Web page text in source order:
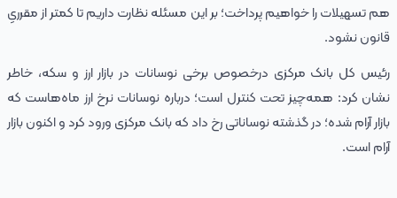
هم تسهیلات را خواهیم پرداخت؛ بر این مسئله نظارت داریم تا کمتر از مقرریِ
قانون نشود.
رئیس کل بانک مرکزی درخصوص برخی نوسانات در بازار ارز و سکه، خاطر
نشان کرد: همه‌چیز تحت کنترل است؛ درباره نوسانات نرخ ارز ماه‌هاست که
بازار آرام شده؛ در گذشته نوساناتی رخ داد که بانک مرکزی ورود کرد و اکنون بازار
آرام است.